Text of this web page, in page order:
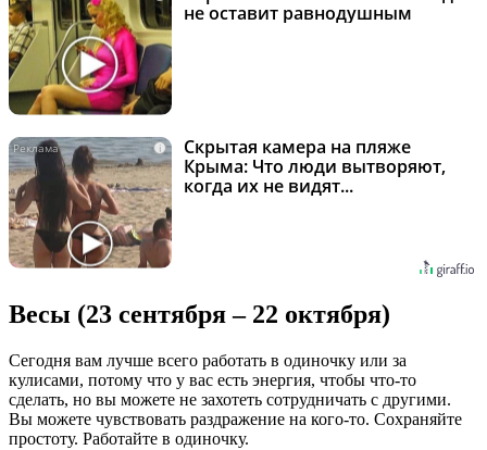
не оставит равнодушным
i
Скрытая камера на пляже
Крыма: Что люди вытворяют,
когда их не видят...
Весы (23 сентября – 22 октября)
Сегодня вам лучше всего работать в одиночку или за
кулисами, потому что у вас есть энергия, чтобы что-то
сделать, но вы можете не захотеть сотрудничать с другими.
Вы можете чувствовать раздражение на кого-то. Сохраняйте
простоту. Работайте в одиночку.